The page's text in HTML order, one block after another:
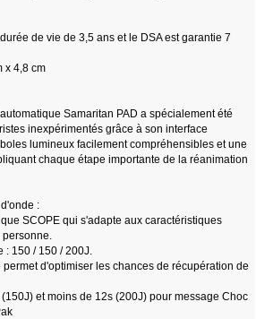
de vie de 3,5 ans et le DSA est garantie 7
x 4,8 cm
Samaritan PAD a spécialement été
inexpérimentés grâce à son interface
lumineux facilement compréhensibles et une
chaque étape importante de la réanimation
:
SCOPE qui s'adapte aux caractéristiques
personne.
: 150 / 150 / 200J.
d'optimiser les chances de récupération de
et moins de 12s (200J) pour message Choc